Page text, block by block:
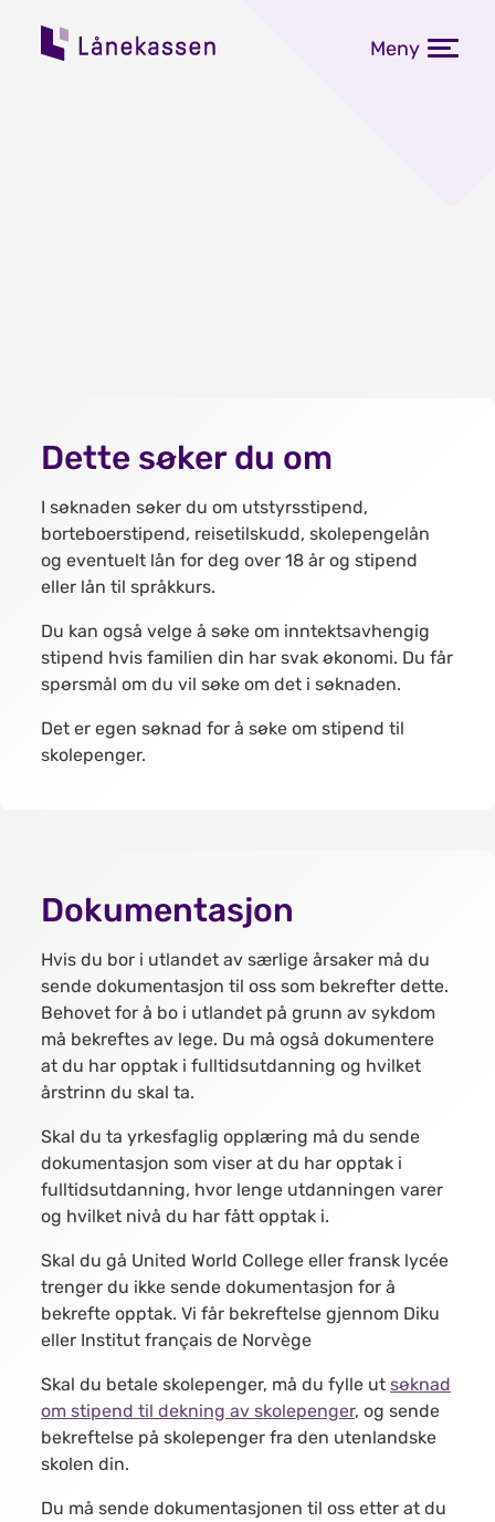
Meny
Dette søker du om
I søknaden søker du om utstyrsstipend,
borteboerstipend, reisetilskudd, skolepengelån
og eventuelt lån for deg over 18 år og stipend
eller lån til språkkurs.
Du kan også velge å søke om inntektsavhengig
stipend hvis familien din har svak økonomi. Du får
spørsmål om du vil søke om det i søknaden.
Det er egen søknad for å søke om stipend til
skolepenger.
Dokumentasjon
Hvis du bor i utlandet av særlige årsaker må du
sende dokumentasjon til oss som bekrefter dette.
Behovet for å bo i utlandet på grunn av sykdom
må bekreftes av lege. Du må også dokumentere
at du har opptak i fulltidsutdanning og hvilket
årstrinn du skal ta.
Skal du ta yrkesfaglig opplæring må du sende
dokumentasjon som viser at du har opptak i
fulltidsutdanning, hvor lenge utdanningen varer
og hvilket nivå du har fått opptak i.
Skal du gå United World College eller fransk lycée
trenger du ikke sende dokumentasjon for å
bekrefte opptak. Vi får bekreftelse gjennom Diku
eller Institut français de Norvège
Skal du betale skolepenger, må du fylle ut søknad
om stipend til dekning av skolepenger, og sende
bekreftelse på skolepenger fra den utenlandske
skolen din.
Du må sende dokumentasjonen til oss etter at du